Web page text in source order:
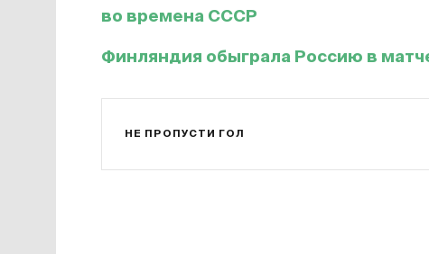
во времена СССР
Финляндия обыграла Россию в
НЕ ПРОПУСТИ ГОЛ